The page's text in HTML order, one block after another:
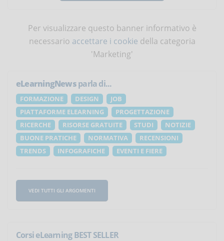
Per visualizzare questo banner informativo è
necessario accettare i cookie della categoria
'Marketing'
eLearningNewsparla di...
FORMAZIONE DESIGN
JOB
PIATTAFORME ELEARNING
PROGETTAZIONE
RICERCHE
RISORSE GRATUITE STUDI
NOTIZIE
BUONE PRATICHE
NORMATIVA
RECENSIONI
TRENDS
INFOGRAFICHE EVENTI E FIERE
VEDI TUTTI GLI ARGOMENTI
Corsi eLearning BEST SELLER